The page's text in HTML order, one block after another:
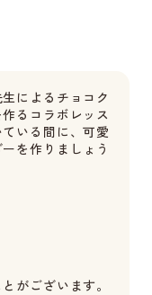
によるチョコク
るコラボレッス
いる間に、可愛
を作りましょう
がございます。